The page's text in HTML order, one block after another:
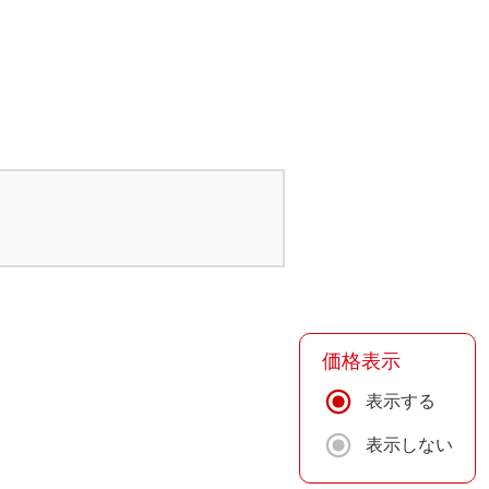
価格表示
表示する
表示しない